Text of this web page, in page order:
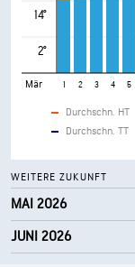
14°
2°
Mär 1 2 3 4 5
Durchschn. HT
Durchschn. TT
WEITERE ZUKUNFT
MAI 2026
JUNI 2026